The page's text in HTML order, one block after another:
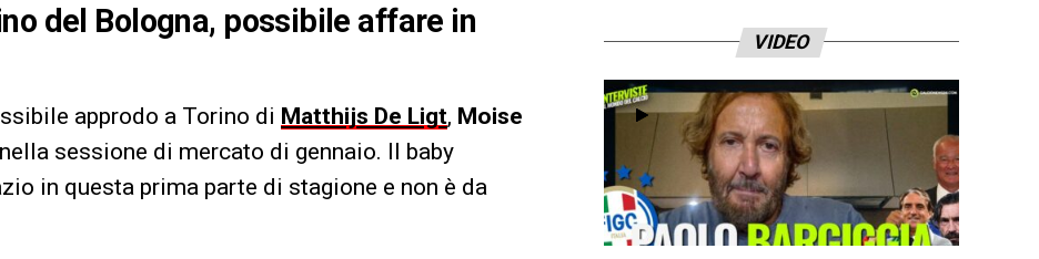
del Bologna, possibile affare in
approdo a Torino di Matthijs De Ligt, Moise
nella sessione di mercato di gennaio. Il baby
in questa prima parte di stagione e non è da
VIDEO